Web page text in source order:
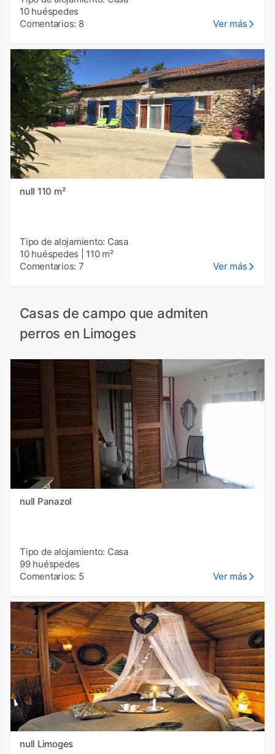
10 huéspedes
Comentarios: 8
Ver más
null 110 m²
Tipo de alojamiento: Casa
10 huéspedes
110 m²
Comentarios: 7
Ver más
Casas de campo que admiten
perros en Limoges
null Panazol
Tipo de alojamiento: Casa
99 huéspedes
Comentarios: 5
Ver más
null Limoges